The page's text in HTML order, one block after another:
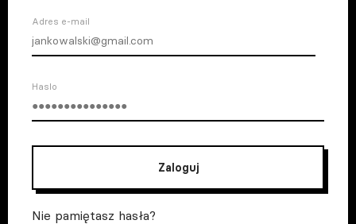
Adres e-mail
Haslo
Zaloguj
Nie pamiętasz hasła?